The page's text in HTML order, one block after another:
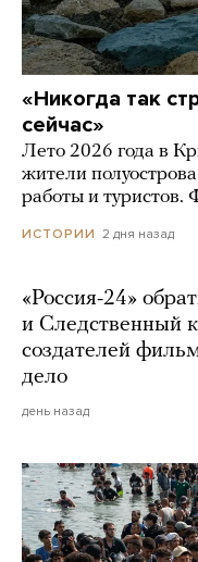
«Никогда так
сейчас»
Лето 2026 года в
жители
работы и туристов.
ИСТОРИИ 2 дня назад
«Россия-24»
и Следственный
создателей
дело
день назад